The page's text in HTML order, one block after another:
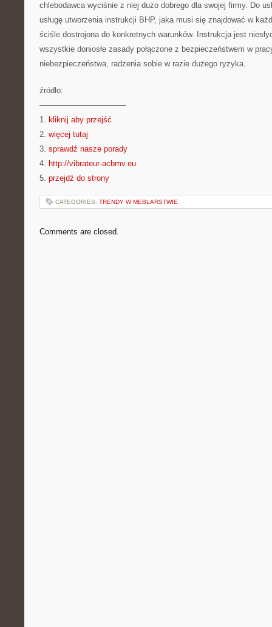
chlebodawca wyciśnie z niej dużo dobrego dla swojej firmy. Do
usługę utworzenia instrukcji BHP, jaka musi się znajdować w
ściśle dostrojona do konkretnych warunków. Instrukcja jest
wszystkie doniosłe zasady połączone z bezpieczeństwem w
niebezpieczeństwa, radzenia sobie w razie dużego ryzyka.
źródło:
———————————
1. kliknij aby przejść
2. więcej tutaj
3. sprawdź nasze porady
4. http://vibrateur-acbmv.eu
5. przejdź do strony
CATEGORIES: TRENDY W MEBLARSTWIE
Comments are closed.